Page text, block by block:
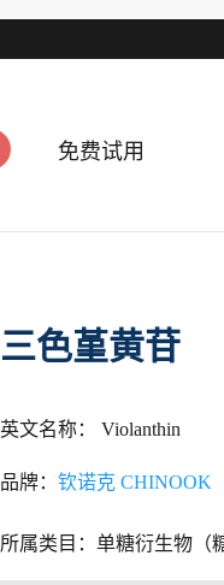
免费试用
三色堇黄苷
英文名称： Violanthin
品牌： 钦诺克 CHINOOK
所属类目：单糖衍生物（